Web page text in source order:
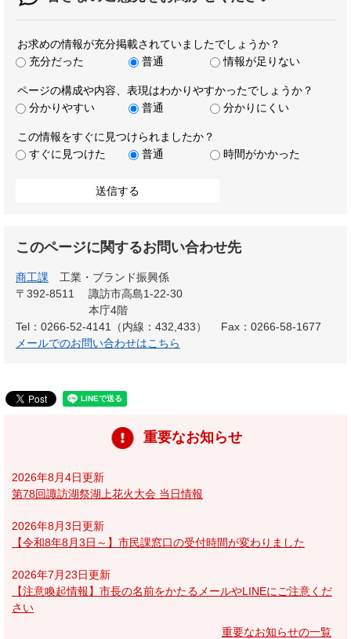
お求めの情報が充分掲載されていましたでしょうか？
充分だった
普通 情報が足りない
ページの構成や内容、表現はわかりやすかったでしょうか？
分かりやすい
普通 分かりにくい
この情報をすぐに見つけられましたか？
すぐに見つけた
普通 時間がかかった
このページに関するお問い合わせ先
商工課
工業・ブランド振興係
〒392-8511
諏訪市高島1-22-30
本庁4階
Tel：0266-52-4141（内線：432,433）
Fax：0266-58-1677
メールでのお問い合わせはこちら
重要なお知らせ
2026年8月4日更新
第78回諏訪湖祭湖上花火大会 当日情報
2026年8月3日更新
【令和8年8月3日～】市民課窓口の受付時間が変わりました
2026年7月23日更新
【注意喚起情報】市長の名前をかたるメールやLINEにご注意くだ
さい
重要なお知らせの一覧